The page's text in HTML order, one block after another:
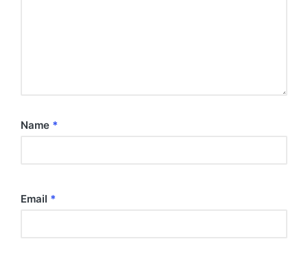
Name *
Email *